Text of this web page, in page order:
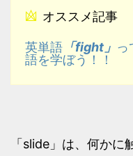
オススメ記事
英単語 「fight」 っ
語を学ぼう！！
「slide」は、何か